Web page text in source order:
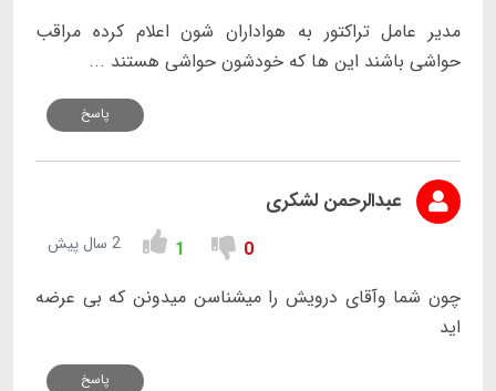
مدیر عامل تراکتور به هواداران شون اعلام کرده مراقب
حواشی باشند این ها که خودشون حواشی هستند ...
پاسخ
عبدالرحمن لشکری
0
1 2 سال پیش
چون شما وآقای درویش را میشناسن میدونن که بی عرضه
اید
پاسخ